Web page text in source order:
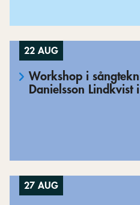
22 AUG
Workshop i
Danielsson Lindkvist
27 AUG